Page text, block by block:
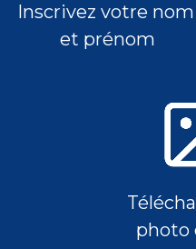
Inscrivez votre nom
et prénom
photo